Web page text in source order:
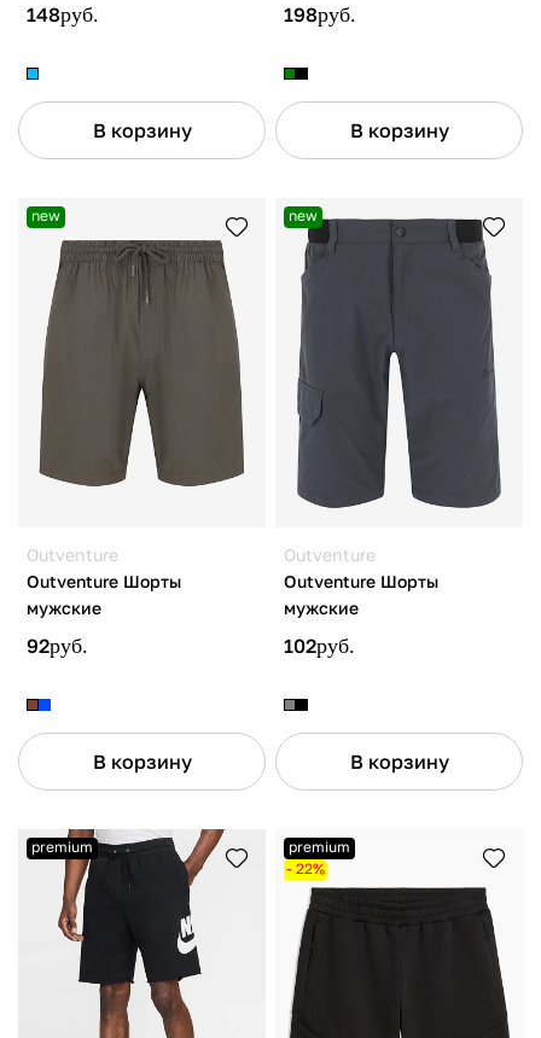
148руб.
В корзину
198руб.
В корзину
new
Outventure
Outventure Шорты
мужские
92руб.
В корзину
new
Outventure
Outventure Шорты
мужские
102руб.
В корзину
premium
premium
- 22%